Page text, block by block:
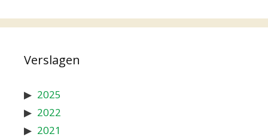
Verslagen
2025
2022
2021